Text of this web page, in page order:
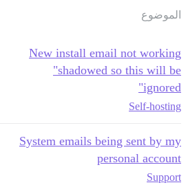
الموضوع
New install email not working
"shadowed so this will be
ignored"
Self-hosting
System emails being sent by my
personal account
Support